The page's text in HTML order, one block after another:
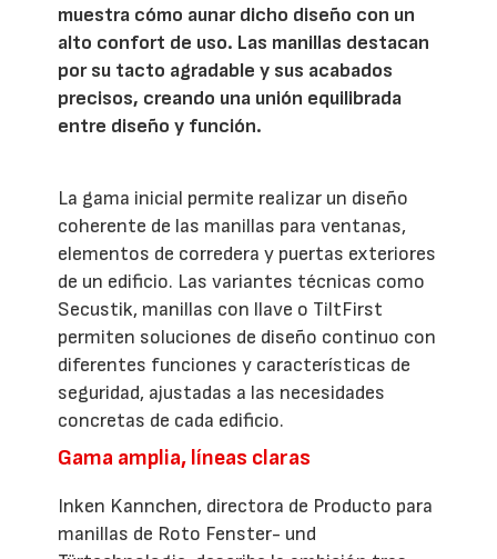
muestra cómo aunar dicho diseño con un
alto confort de uso. Las manillas destacan
por su tacto agradable y sus acabados
precisos, creando una unión equilibrada
entre diseño y función.
La gama inicial permite realizar un diseño
coherente de las manillas para ventanas,
elementos de corredera y puertas exteriores
de un edificio. Las variantes técnicas como
Secustik, manillas con llave o TiltFirst
permiten soluciones de diseño continuo con
diferentes funciones y características de
seguridad, ajustadas a las necesidades
concretas de cada edificio.
Gama amplia, líneas claras
Inken Kannchen, directora de Producto para
manillas de Roto Fenster- und